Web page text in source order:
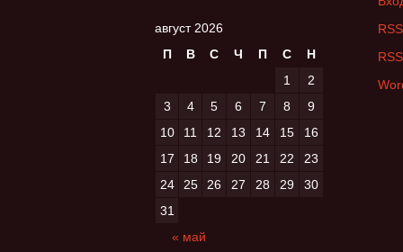
август 2026
П
В С Ч П С
Н
1
2
3
4 5 6 7 8
9
10
11 12 13 14 15
16
17
18 19 20 21 22
23
24
25 26 27 28 29
30
31
« май